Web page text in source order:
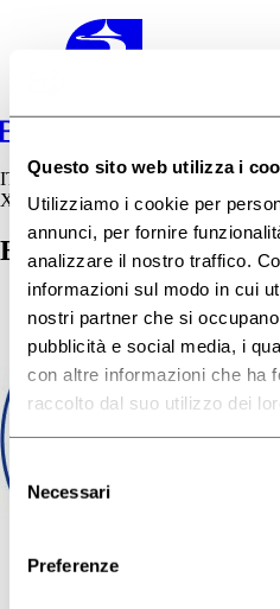
Questo sito web utilizza i
Utilizziamo i cookie per
annunci, per fornire
analizzare il nostro traffico.
informazioni sul modo in cui
nostri partner che si
pubblicità e social media, i
con altre informazioni che ha
raccolto dal suo utilizzo dei
delNecessari
Preferenze
IT
X
Estratto-di-Fiordaliso